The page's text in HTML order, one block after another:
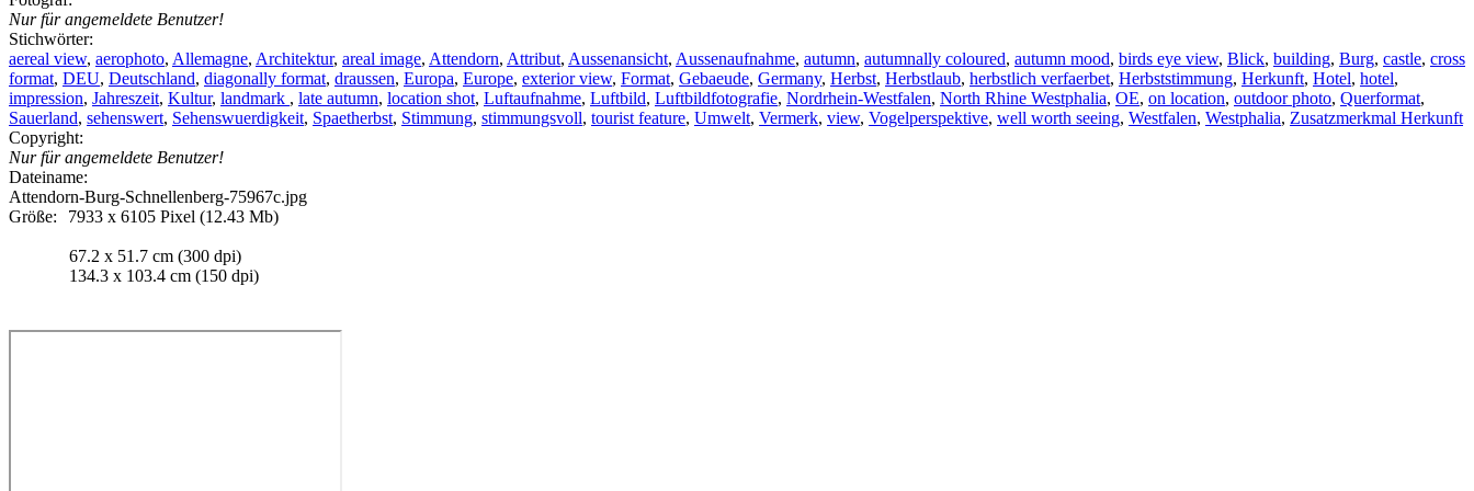
Nur für angemeldete Benutzer!
Stichwörter:
aereal view, aerophoto, Allemagne, Architektur, areal image, Attendorn, Attribut, Aussenansicht, Aussenaufnahme, autumn, autumnally coloured, autumn mood, birds eye view, Blick, building, Burg, castle, cross
format, DEU, Deutschland, diagonally format, draussen, Europa, Europe, exterior view, Format, Gebaeude, Germany, Herbst, Herbstlaub, herbstlich verfaerbet, Herbststimmung, Herkunft, Hotel, hotel,
impression, Jahreszeit, Kultur, landmark , late autumn, location shot, Luftaufnahme, Luftbild, Luftbildfotografie, Nordrhein-Westfalen, North Rhine Westphalia, OE, on location, outdoor photo, Querformat,
Sauerland, sehenswert, Sehenswuerdigkeit, Spaetherbst, Stimmung, stimmungsvoll, tourist feature, Umwelt, Vermerk, view, Vogelperspektive, well worth seeing, Westfalen, Westphalia, Zusatzmerkmal Herkunft
Copyright:
Nur für angemeldete Benutzer!
Dateiname:
Attendorn-Burg-Schnellenberg-75967c.jpg
Größe:
7933 x 6105 Pixel (12.43 Mb)
67.2 x 51.7 cm (300 dpi)
134.3 x 103.4 cm (150 dpi)